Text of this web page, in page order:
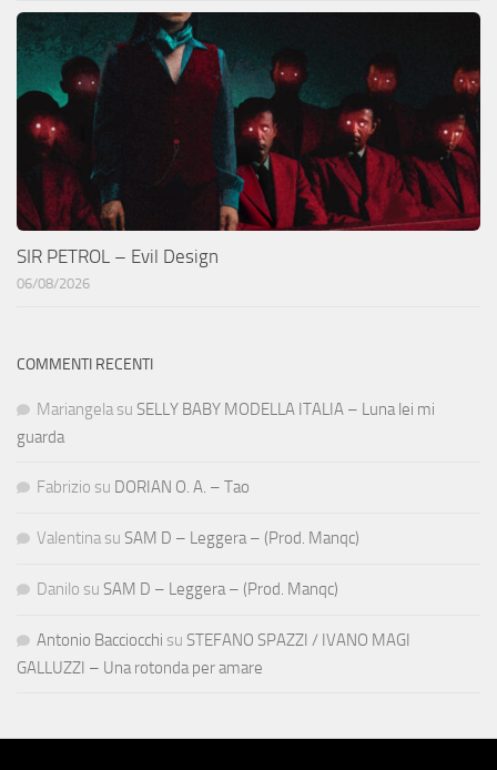
SIR PETROL – Evil Design
06/08/2026
COMMENTI RECENTI
Mariangela su SELLY BABY MODELLA ITALIA – Luna lei mi
guarda
Fabrizio su DORIAN O. A. – Tao
Valentina su SAM D – Leggera – (Prod. Manqc)
Danilo su SAM D – Leggera – (Prod. Manqc)
Antonio Bacciocchi su STEFANO SPAZZI / IVANO MAGI
GALLUZZI – Una rotonda per amare